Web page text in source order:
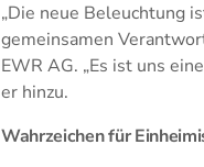
„Die neue Beleuchtung
gemeinsamen
EWR AG. „Es ist uns
er hinzu.
Wahrzeichen für